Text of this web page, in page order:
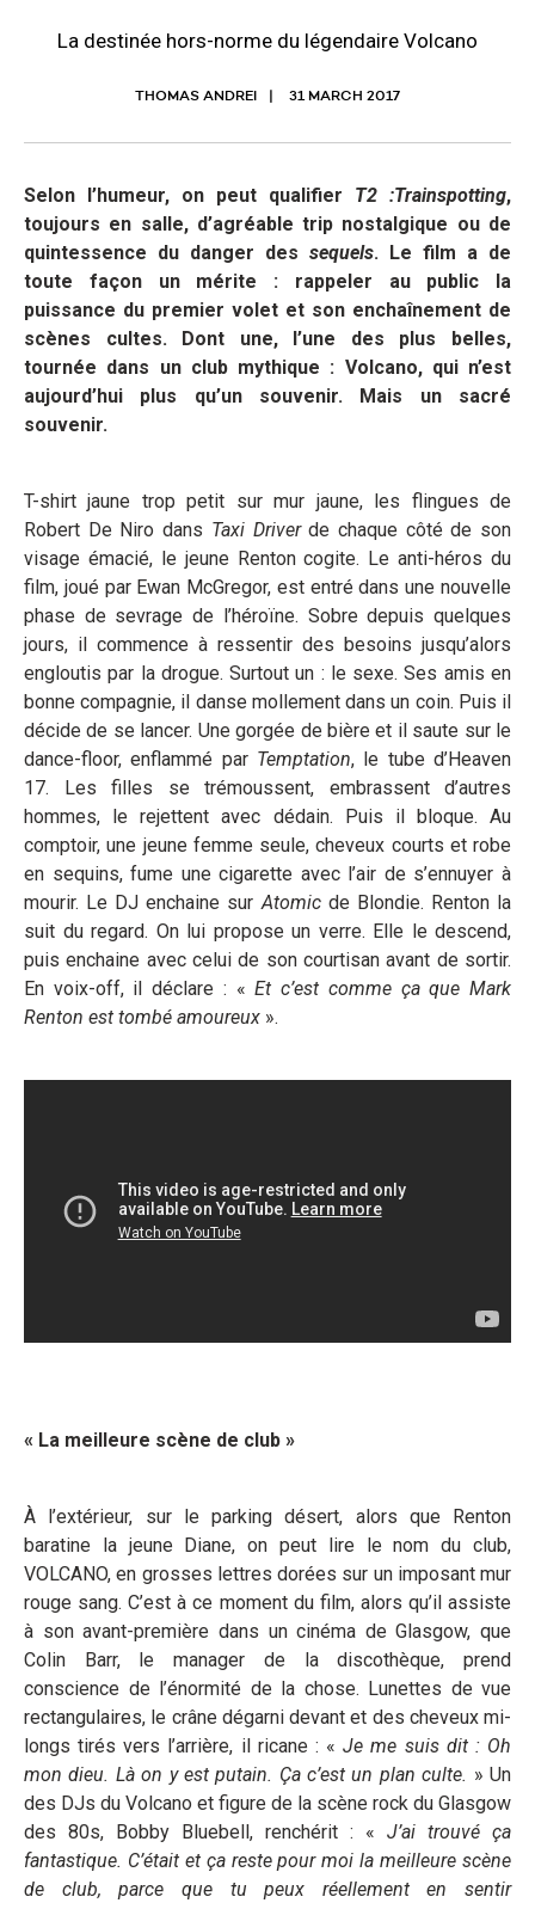
La destinée hors-norme du légendaire Volcano
THOMAS ANDREI 31 MARCH 2017
Selon l’humeur, on peut qualifier T2 :Trainspotting,
toujours en salle, d’agréable trip nostalgique ou de
quintessence du danger des sequels. Le film a de
toute façon un mérite : rappeler au public la
puissance du premier volet et son enchaînement de
scènes cultes. Dont une, l’une des plus belles,
tournée dans un club mythique : Volcano, qui n’est
aujourd’hui plus qu’un souvenir. Mais un sacré
souvenir.
T-shirt jaune trop petit sur mur jaune, les flingues de
Robert De Niro dans Taxi Driverde chaque côté de son
visage émacié, le jeune Renton cogite. Le anti-héros du
film, joué par Ewan McGregor, est entré dans une nouvelle
phase de sevrage de l’héroïne. Sobre depuis quelques
jours, il commence à ressentir des besoins jusqu’alors
engloutis par la drogue. Surtout un : le sexe. Ses amis en
bonne compagnie, il danse mollement dans un coin. Puis il
décide de se lancer. Une gorgée de bière et il saute sur le
dance-floor, enflammé par Temptation, le tube d’Heaven
17. Les filles se trémoussent, embrassent d’autres
hommes, le rejettent avec dédain. Puis il bloque. Au
comptoir, une jeune femme seule, cheveux courts et robe
en sequins, fume une cigarette avec l’air de s’ennuyer à
mourir. Le DJ enchaine surAtomicde Blondie. Renton la
suit du regard. On lui propose un verre. Elle le descend,
puis enchaine avec celui de son courtisan avant de sortir.
En voix-off, il déclare : «Et c’est comme ça que Mark
Renton est tombé amoureux ».
« La meilleure scène de club »
À l’extérieur, sur le parking désert, alors que Renton
baratine la jeune Diane, on peut lire le nom du club,
VOLCANO, en grosses lettres dorées sur un imposant mur
rouge sang. C’est à ce moment du film, alors qu’il assiste
à son avant-première dans un cinéma de Glasgow, que
Colin Barr, le manager de la discothèque, prend
conscience de l’énormité de la chose. Lunettes de vue
rectangulaires, le crâne dégarni devant et des cheveux mi-
longs tirés vers l’arrière, il ricane : «Je me suis dit : Oh
mon dieu. Là on y est putain. Ça c’est un plan culte. » Un
des DJs du Volcano et figure de la scène rock du Glasgow
des 80s, Bobby Bluebell, renchérit : « J’ai trouvé ça
fantastique. C’était et ça reste pour moi la meilleure scène
de club, parce que tu peux réellement en sentir